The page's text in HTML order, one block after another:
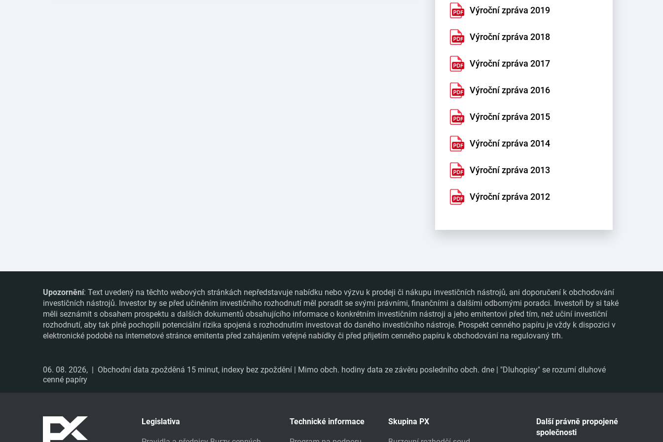
Výroční zpráva 2019
Výroční zpráva 2018
Výroční zpráva 2017
Výroční zpráva 2016
Výroční zpráva 2015
Výroční zpráva 2014
Výroční zpráva 2013
Výroční zpráva 2012
Upozornění: Text uvedený na těchto webových stránkách nepředstavuje nabídku nebo výzvu k prodeji či nákupu investičních nástrojů, ani doporučení k obchodování
investičních nástrojů. Investor by se před učiněním investičního rozhodnutí měl poradit se svými právními, finančními a dalšími odbornými poradci. Investoři by si také
měli seznámit s obsahem prospektu a dalších dokumentů obsahujícího informace o konkrétním investičním nástroji a jeho emitentovi před tím, než učiní investiční
rozhodnutí, aby tak plně pochopili potenciální rizika spojená s rozhodnutím investovat do daného investičního nástroje. Prospekt cenného papíru je vždy k dispozici v
elektronické podobě na internetové stránce emitenta před zahájením veřejné nabídky či před přijetím cenného papíru k obchodování na regulovaný trh.
06. 08. 2026, | Obchodní data zpožděná 15 minut, indexy bez zpoždění | Mimo obch. hodiny data ze závěru posledního obch. dne | "Dluhopisy" se rozumí dluhové
cenné papíry
Legislativa Technické informace Skupina PX
Další právně propojené
společnosti